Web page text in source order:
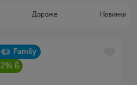
Дороже Новинки
Family
2%